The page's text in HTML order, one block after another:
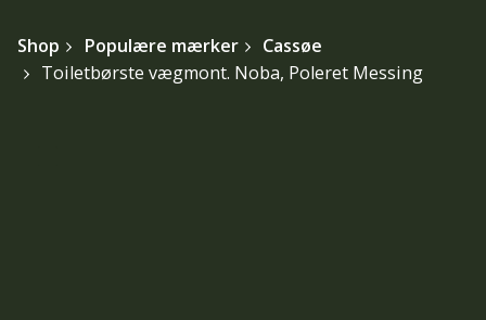
Shop Populære mærker
Cassøe
Toiletbørste vægmont. Noba, Poleret Messing